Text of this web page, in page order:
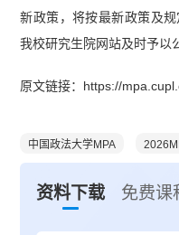
新政策，将按最新政策及
我校研究生院网站及时予以
原文链接：https://
中国政法大学MPA
资料下载 免费课